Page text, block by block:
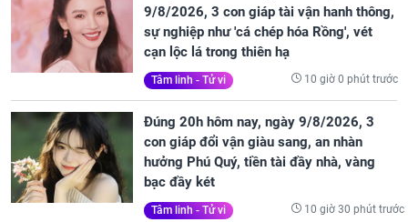
9/8/2026, 3 con giáp tài vận hanh thông,
sự nghiệp như 'cá chép hóa Rồng', vét
cạn lộc lá trong thiên hạ
Tâm linh - Tử vi 10 giờ 0 phút trước
Đúng 20h hôm nay, ngày 9/8/2026, 3
con giáp đổi vận giàu sang, an nhàn
hưởng Phú Quý, tiền tài đầy nhà, vàng
bạc đầy két
Tâm linh - Tử vi 10 giờ 30 phút trước